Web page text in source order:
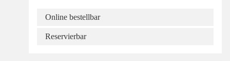
Online bestellbar
Reservierbar